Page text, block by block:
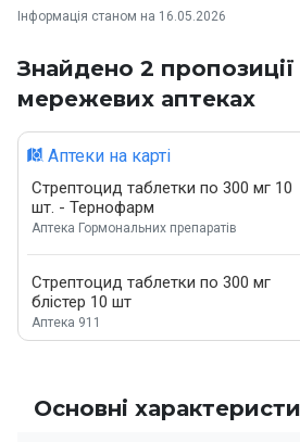
Інформація станом на 16.05.2026
Знайдено 2 пропозиції
мережевих аптеках
Аптеки на карті
Стрептоцид таблетки по 300 мг 10
шт. - Тернофарм
Аптека Гормональних препаратів
Стрептоцид таблетки по 300 мг
блістер 10 шт
Аптека 911
Основні